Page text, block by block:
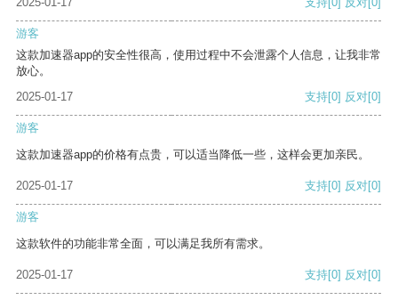
游客
这款加速器app的安全性很高，使用过程中不会泄露个人信息，让我非常
放心。
2025-01-17
支持[0] 反对[0]
游客
这款加速器app的价格有点贵，可以适当降低一些，这样会更加亲民。
2025-01-17 支持[0] 反对[0]
游客
这款软件的功能非常全面，可以满足我所有需求。
2025-01-17 支持[0] 反对[0]